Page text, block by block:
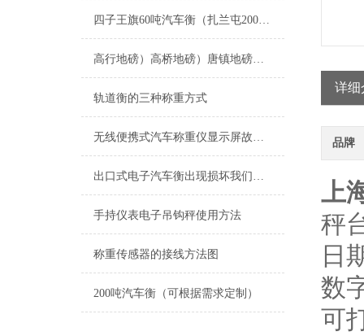
四子王旗60吨汽车衡（扎兰屯200吨吊秤）依兰120吨地磅维修
高行地磅）高桥地磅）唐镇地磅维修
轨道衡的三种称重方式
无线便携式汽车称重仪显示屏故障解决方法
出口式电子汽车衡出现损坏我们自己应该怎样处理呢？
手持仪表电子吊钩秤使用方法
称重传感器的接线方法图
200吨汽车衡（可根据需求定制）
详细
品牌
上
秤
日
数
可